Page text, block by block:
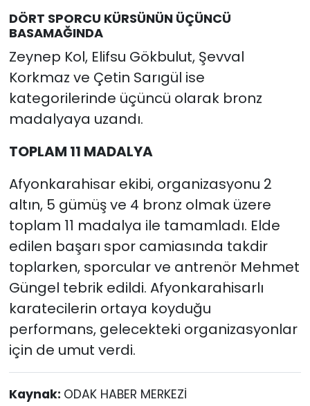
DÖRT SPORCU KÜRSÜNÜN ÜÇÜNCÜ
BASAMAĞINDA
Zeynep Kol, Elifsu Gökbulut, Şevval
Korkmaz ve Çetin Sarıgül ise
kategorilerinde üçüncü olarak bronz
madalyaya uzandı.
TOPLAM 11 MADALYA
Afyonkarahisar ekibi, organizasyonu 2
altın, 5 gümüş ve 4 bronz olmak üzere
toplam 11 madalya ile tamamladı. Elde
edilen başarı spor camiasında takdir
toplarken, sporcular ve antrenör Mehmet
Güngel tebrik edildi. Afyonkarahisarlı
karatecilerin ortaya koyduğu
performans, gelecekteki organizasyonlar
için de umut verdi.
Kaynak: ODAK HABER MERKEZİ